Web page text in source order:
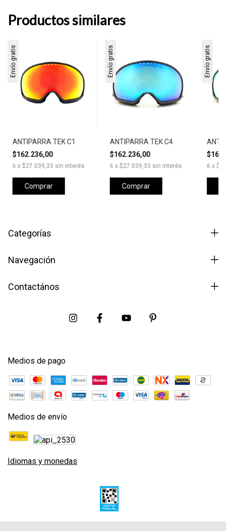
Productos similares
Envío gratis
ANTIPARRA TEK C1
$162.236,00
6 x $27.039,33 sin interés
Envío gratis
ANTIPARRA TEK C4
$162.236,00
6 x $27.039,33 sin interés
Envío gratis
6 x
Categorías
Navegación
Contactános
Medios de pago
Medios de envío
Idiomas y monedas